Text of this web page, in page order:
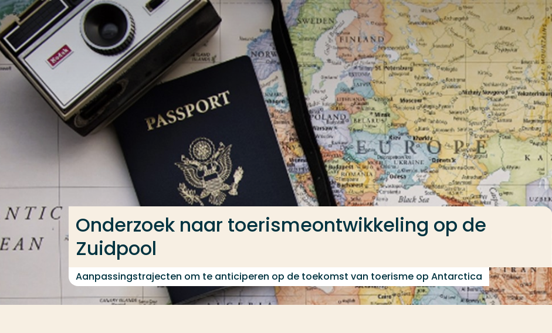
Ga direct naar de content
Onderzoek naar toerismeontwikkeling op de
Zuidpool
Aanpassingstrajecten om te anticiperen op de toekomst van toerisme op Antarctica
Veel gezocht
Opleiding
Contact